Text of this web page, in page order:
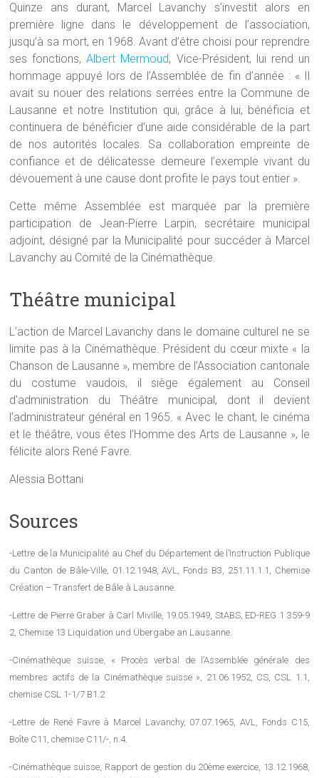
Quinze ans durant, Marcel Lavanchy s’investit alors en
première ligne dans le développement de l’association,
jusqu’à sa mort, en 1968. Avant d’être choisi pour reprendre
ses fonctions,Albert Mermoud, Vice-Président, lui rend un
hommage appuyé lors de l’Assemblée de fin d’année : « Il
avait su nouer des relations serrées entre la Commune de
Lausanne et notre Institution qui, grâce à lui, bénéficia et
continuera de bénéficier d’une aide considérable de la part
de nos autorités locales. Sa collaboration empreinte de
confiance et de délicatesse demeure l’exemple vivant du
dévouement à une cause dont profite le pays tout entier ».
Cette même Assemblée est marquée par la première
participation de Jean-Pierre Larpin, secrétaire municipal
adjoint, désigné par la Municipalité pour succéder à Marcel
Lavanchy au Comité de la Cinémathèque.
Théâtre municipal
L’action de Marcel Lavanchy dans le domaine culturel ne se
limite pas à la Cinémathèque. Président du cœur mixte « la
Chanson de Lausanne », membre de l’Association cantonale
du costume vaudois, il siège également au Conseil
d’administration du Théâtre municipal, dont il devient
l’administrateur général en 1965. « Avec le chant, le cinéma
et le théâtre, vous êtes l’Homme des Arts de Lausanne », le
félicite alors René Favre.
Alessia Bottani
Sources
-Lettre de la Municipalité au Chef du Département de l’Instruction Publique
du Canton de Bâle-Ville, 01.12.1948, AVL, Fonds B3, 251.11.1.1, Chemise
Création – Transfert de Bâle à Lausanne.
-Lettre de Pierre Graber à Carl Miville, 19.05.1949, StABS, ED-REG 1 359-9
2, Chemise 13 Liquidation und Übergabe an Lausanne.
-Cinémathèque suisse, « Procès verbal de l’Assemblée générale des
membres actifs de la Cinémathèque suisse », 21.06.1952, CS, CSL 1.1,
chemise CSL 1-1/7 B1.2
-Lettre de René Favre à Marcel Lavanchy, 07.07.1965, AVL, Fonds C15,
Boîte C11, chemise C11/-, n.4.
-Cinémathèque suisse, Rapport de gestion du 20ème exercice, 13.12.1968,